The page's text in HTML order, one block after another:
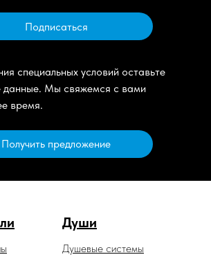
Подписаться
специальных условий оставьте
данные. Мы свяжемся с вами
время.
Получить предложение
Души
Душевые системы